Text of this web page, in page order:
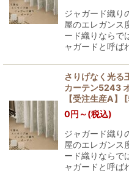
ジャガード織り
屋のエレガンス
ード織りならで
ャガードと呼ば
さりげなく光る
カーテン5243
【受注生産A】
[
0円 ～(税込)
ジャガード織り
屋のエレガンス
ード織りならで
ャガードと呼ば